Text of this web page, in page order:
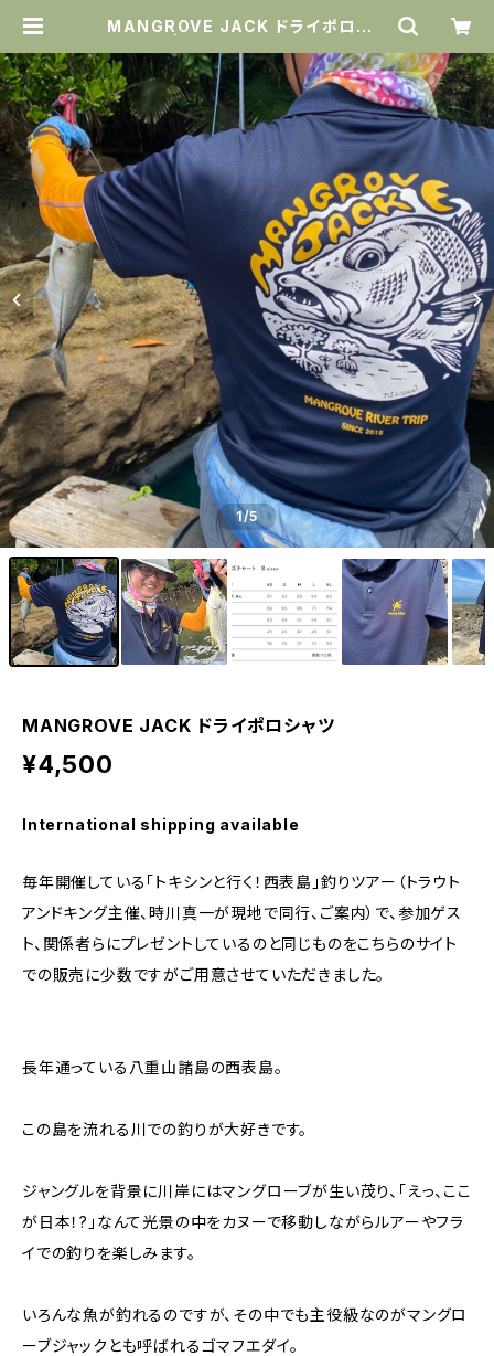
MANGROVE JACK ドライポロシャ
1/5
MANGROVE JACK ドライポロシャツ
¥4,500
International shipping available
毎年開催している「トキシンと行く！西表島」釣りツアー（トラウト
アンドキング主催、時川真一が現地で同行、ご案内）で、参加ゲス
ト、関係者らにプレゼントしているのと同じものをこちらのサイト
での販売に少数ですがご用意させていただきました。
長年通っている八重山諸島の西表島。
この島を流れる川での釣りが大好きです。
ジャングルを背景に川岸にはマングローブが生い茂り、「えっ、ここ
が日本！?」なんて光景の中をカヌーで移動しながらルアーやフラ
イでの釣りを楽しみます。
いろんな魚が釣れるのですが、その中でも主役級なのがマングロ
ーブジャックとも呼ばれるゴマフエダイ。